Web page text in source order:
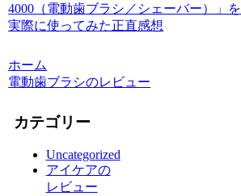
4000（電動歯ブラシ／シェーバー）」を
実際に使ってみた正直感想
ホーム
電動歯ブラシのレビュー
カテゴリー
Uncategorized
アイケアの
レビュー